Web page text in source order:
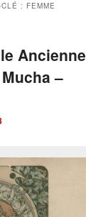
: FEMME
Ancienne
–